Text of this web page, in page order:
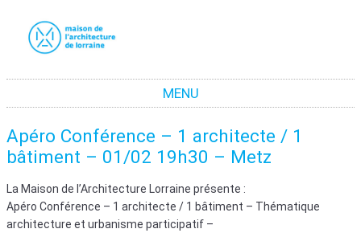
La maison de l'architecture de Lorraine
MENU
Apéro Conférence – 1 architecte / 1
bâtiment – 01/02 19h30 – Metz
La Maison de l’Architecture Lorraine présente :
Apéro Conférence – 1 architecte / 1 bâtiment – Thématique
architecture et urbanisme participatif –